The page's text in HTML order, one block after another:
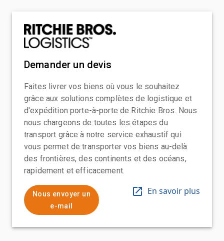
Demander un devis
Faites livrer vos biens où vous le souhaitez
grâce aux solutions complètes de logistique et
d'expédition porte-à-porte de Ritchie Bros. Nous
nous chargeons de toutes les étapes du
transport grâce à notre service exhaustif qui
vous permet de transporter vos biens au-delà
des frontières, des continents et des océans,
rapidement et efficacement.
Nous envoyer un
e-mail
En savoir plus